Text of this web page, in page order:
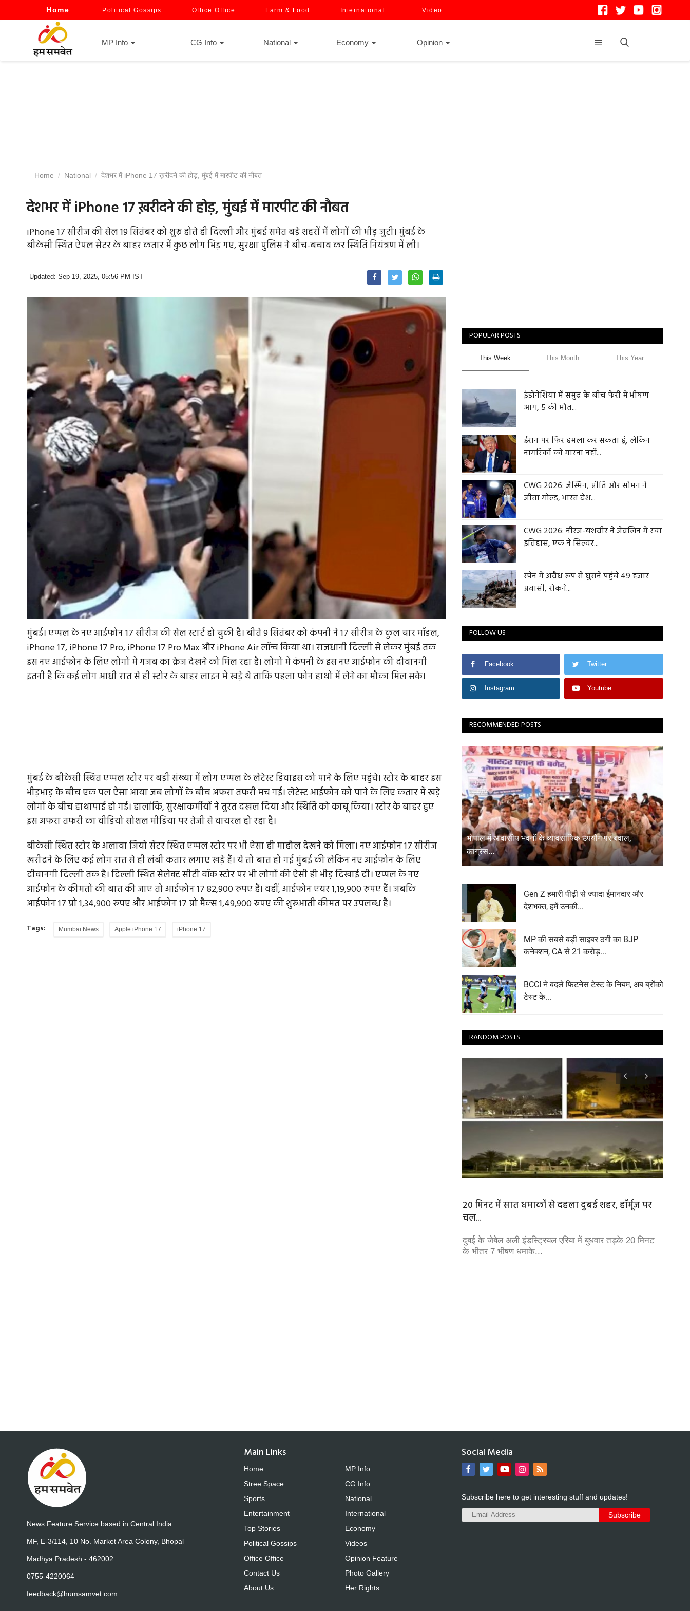
Home Political Gossips Office Office Farm & Food International Video
MP Info CG Info National Economy Opinion
Home National देशभर में iPhone 17 ख़रीदने की होड़, मुंबई में मारपीट की नौबत
देशभर में iPhone 17 ख़रीदने की होड़, मुंबई में मारपीट की नौबत
iPhone 17 सीरीज की सेल 19 सितंबर को शुरू होते ही दिल्ली और मुंबई समेत बड़े शहरों में लोगों की भीड़ जुटी। मुंबई के
बीकेसी स्थित ऐपल सेंटर के बाहर कतार में कुछ लोग भिड़ गए, सुरक्षा पुलिस ने बीच-बचाव कर स्थिति नियंत्रण में ली।
Updated: Sep 19, 2025, 05:56 PM IST
मुंबई। एप्पल के नए आईफोन 17 सीरीज की सेल स्टार्ट हो चुकी है। बीते 9 सितंबर को कंपनी ने 17 सीरीज के कुल चार मॉडल,
iPhone 17, iPhone 17 Pro, iPhone 17 Pro Max और iPhone Air लॉन्च किया था। राजधानी दिल्ली से लेकर मुंबई तक
इस नए आईफोन के लिए लोगों में गजब का क्रेज देखने को मिल रहा है। लोगों में कंपनी के इस नए आईफोन की दीवानगी
इतनी है कि कई लोग आधी रात से ही स्टोर के बाहर लाइन में खड़े थे ताकि पहला फोन हाथों में लेने का मौका मिल सके।
मुंबई के बीकेसी स्थित एप्पल स्टोर पर बड़ी संख्या में लोग एप्पल के लेटेस्ट डिवाइस को पाने के लिए पहुंचे। स्टोर के बाहर इस
भीड़भाड़ के बीच एक पल ऐसा आया जब लोगों के बीच अफरा तफरी मच गई। लेटेस्ट आईफोन को पाने के लिए कतार में खड़े
लोगों के बीच हाथापाई हो गई। हालांकि, सुरक्षाकर्मीयों ने तुरंत दखल दिया और स्थिति को काबू किया। स्टोर के बाहर हुए
इस अफरा तफरी का वीडियो सोशल मीडिया पर तेजी से वायरल हो रहा है।
बीकेसी स्थित स्टोर के अलावा जियो सेंटर स्थित एप्पल स्टोर पर भी ऐसा ही माहौल देखने को मिला। नए आईफोन 17 सीरीज
खरीदने के लिए कई लोग रात से ही लंबी कतार लगाए खड़े हैं। ये तो बात हो गई मुंबई की लेकिन नए आईफोन के लिए
दीवानगी दिल्ली तक है। दिल्ली स्थित सेलेक्ट सीटी वॉक स्टोर पर भी लोगों की ऐसी ही भीड़ दिखाई दी। एप्पल के नए
आईफोन के कीमतों की बात की जाए तो आईफोन 17 82,900 रुपए हैं। वहीं, आईफोन एयर 1,19,900 रुपए हैं। जबकि
आईफोन 17 प्रो 1,34,900 रुपए और आईफोन 17 प्रो मैक्स 1,49,900 रुपए की शुरुआती कीमत पर उपलब्ध है।
Tags: Mumbai News Apple iPhone 17 iPhone 17
POPULAR POSTS
This Week This Month This Year
इंडोनेशिया में समुद्र के बीच फेरी में भीषण
आग, 5 की मौत...
ईरान पर फिर हमला कर सकता हूं, लेकिन
नागरिकों को मारना नहीं...
CWG 2026: जैस्मिन, प्रीति और सोमन ने
जीता गोल्ड, भारत देश...
CWG 2026: नीरज-यशवीर ने जेवलिन में रचा
इतिहास, एक ने सिल्वर...
स्पेन में अवैध रूप से घुसने पहुंचे 49 हजार
प्रवासी, रोकने...
FOLLOW US
Facebook Twitter
Instagram Youtube
RECOMMENDED POSTS
भोपाल में आवासीय भवनों के व्यावसायिक उपयोग पर बवाल,
कांग्रेस...
Gen Z हमारी पीढ़ी से ज्यादा ईमानदार और
देशभक्त, हमें उनकी...
MP की सबसे बड़ी साइबर ठगी का BJP
कनेक्शन, CA से 21 करोड़...
BCCI ने बदले फिटनेस टेस्ट के नियम, अब ब्रोंको
टेस्ट के...
RANDOM POSTS
20 मिनट में सात धमाकों से दहला दुबई शहर, हॉर्मूज पर
चल...
दुबई के जेबेल अली इंडस्ट्रियल एरिया में बुधवार तड़के 20 मिनट
के भीतर 7 भीषण धमाके...
News Feature Service based in Central India
MF, E-3/114, 10 No. Market Area Colony, Bhopal
Madhya Pradesh - 462002
0755-4220064
feedback@humsamvet.com
Main Links
Home
Stree Space
Sports
Entertainment
Top Stories
Political Gossips
Office Office
Contact Us
About Us
MP Info
CG Info
National
International
Economy
Videos
Opinion Feature
Photo Gallery
Her Rights
Social Media
Subscribe here to get interesting stuff and updates!